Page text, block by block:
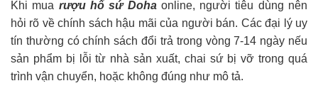
Khi mua rượu hổ sứ Dohaonline, người tiêu dùng nên
hỏi rõ về chính sách hậu mãi của người bán. Các đại lý uy
tín thường có chính sách đổi trả trong vòng 7-14 ngày nếu
sản phẩm bị lỗi từ nhà sản xuất, chai sứ bị vỡ trong quá
trình vận chuyển, hoặc không đúng như mô tả.